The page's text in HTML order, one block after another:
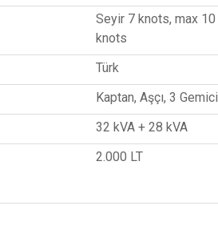
Seyir 7 knots, max 10
knots
Türk
Kaptan, Aşçı, 3 Gemici
32 kVA + 28 kVA
2.000 LT